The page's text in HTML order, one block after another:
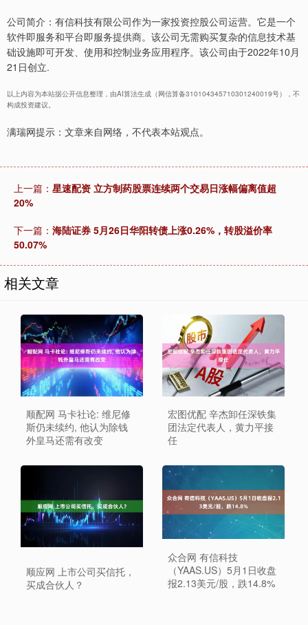
公司简介：有信科技有限公司作为一家投资控股公司运营。它是一个
软件即服务和平台即服务提供商。该公司无需购买复杂的信息技术基
础设施即可开发、使用和控制业务应用程序。该公司由于2022年10月
21日创立.
以上内容为本站据公开信息整理，由AI算法生成（网信算备310104345710301240019号），不
构成投资建议。
满瑞网提示：文章来自网络，不代表本站观点。
上一篇： 星速配资 立方制药股票连续两个交易日涨幅偏离值超
20%
下一篇： 海陆证券 5月26日华阳转债上涨0.26%，转股溢价率
50.07%
相关文章
顺配网 马卡社论: 维尼修
斯仍未续约, 他认为除钱
外皇马还需有改变
宏图优配 辛杰卸任深铁集
团法定代表人，黄力平接
任
顺应网 上市公司买信托，
买成合伙人？
众合网 有信科技
（YAAS.US）5月1日收盘
报2.13美元/股，跌14.8%